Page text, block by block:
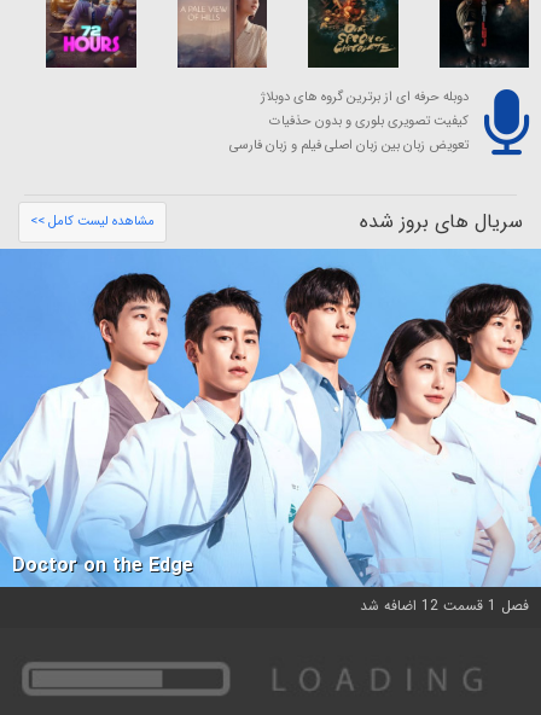
دوبله حرفه ای از برترین گروه های دوبلاژ
کیفیت تصویری بلوری و بدون حذفیات
تعویض زبان بین زبان اصلی فیلم و زبان فارسی
سریال های بروز شده مشاهده لیست کامل >>
Doctor on the Edge
فصل 1 قسمت 12 اضافه شد